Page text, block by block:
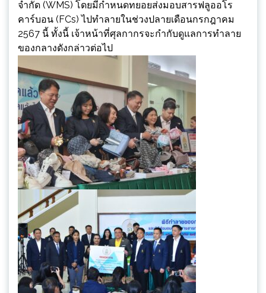
จำกัด (WMS) โดยมีกำหนดทยอยส่งมอบสารฟลูออโร
คาร์บอน (FCs) ไปทำลายในช่วงปลายเดือนกรกฎาคม
2567 นี้ ทั้งนี้ เจ้าหน้าที่ศุลกากรจะกำกับดูแลการทำลาย
ของกลางดังกล่าวต่อไป